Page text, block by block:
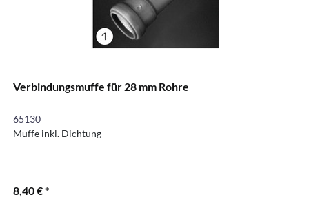
Verbindungsmuffe für 28 mm Rohre
65130
Muffe inkl. Dichtung
8,40 € *